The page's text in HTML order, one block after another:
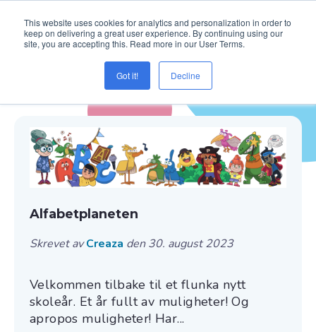
This website uses cookies for analytics and personalization in order to
keep on delivering a great user experience. By continuing using our
site, you are accepting this. Read more in our User Terms.
Got it! Decline
Blogg ( Innhold )
Alfabetplaneten
Skrevet avCreaza den 30. august 2023
Velkommen tilbake til et flunka nytt
skoleår. Et år fullt av muligheter! Og
apropos muligheter! Har...